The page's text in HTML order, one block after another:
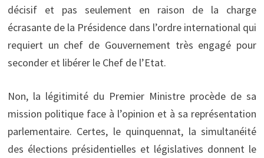
décisif et pas seulement en raison de la charge
écrasante de la Présidence dans l’ordre international qui
requiert un chef de Gouvernement très engagé pour
seconder et libérer le Chef de l’Etat.
Non, la légitimité du Premier Ministre procède de sa
mission politique face à l’opinion et à sa représentation
parlementaire. Certes, le quinquennat, la simultanéité
des élections présidentielles et législatives donnent le